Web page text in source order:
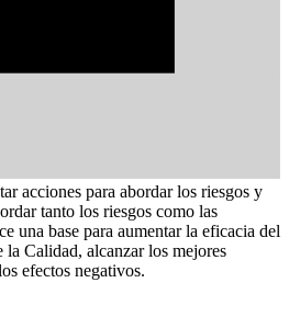
acciones para abordar los riesgos y
tanto los riesgos como las
una base para aumentar la eficacia del
la Calidad, alcanzar los mejores
efectos negativos.